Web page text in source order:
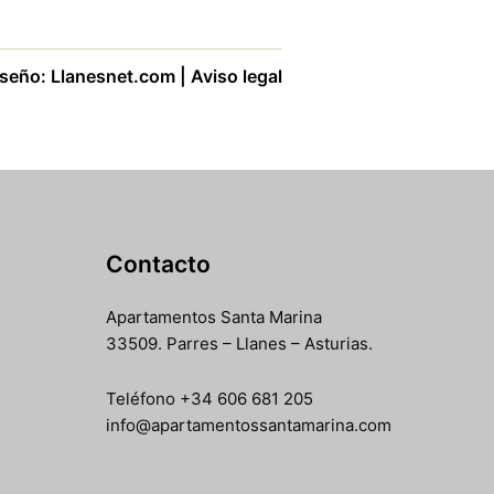
Llanesnet.com | Aviso legal
Contacto
Apartamentos Santa Marina
33509. Parres – Llanes – Asturias.
Teléfono +34 606 681 205
info@apartamentossantamarina.com